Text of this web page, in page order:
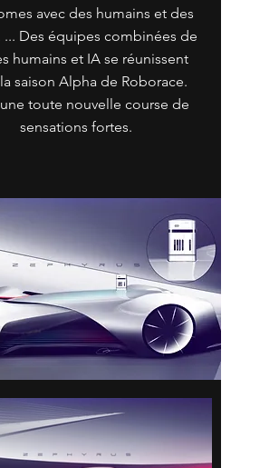
avec des humains et des
... Des équipes combinées de
humains et IA se réunissent
saison Alpha de Roborace.
toute nouvelle course de
sensations fortes.